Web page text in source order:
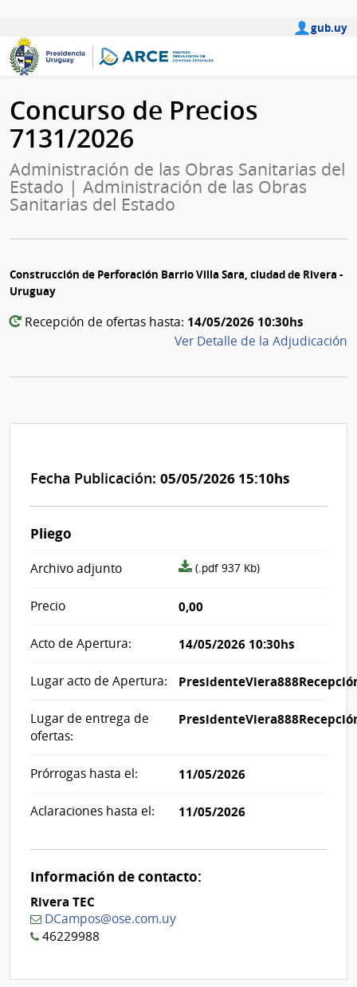
gub.uy
Concurso de Precios
7131/2026
Administración de las Obras Sanitarias del
Estado | Administración de las Obras
Sanitarias del Estado
Construcción de Perforación Barrio Villa Sara, ciudad de Rivera -
Uruguay
Recepción de ofertas hasta: 14/05/2026 10:30hs
Ver Detalle de la Adjudicación
Fecha Publicación: 05/05/2026 15:10hs
Pliego
Archivo adjunto
archivo
(.pdf 937 Kb)
Precio 0,00
Acto de Apertura: 14/05/2026 10:30hs
Lugar acto de Apertura:
Lugar de entrega de
ofertas:
Prórrogas hasta el: 11/05/2026
Aclaraciones hasta el: 11/05/2026
Información de contacto:
Rivera TEC
DCampos@ose.com.uy
46229988